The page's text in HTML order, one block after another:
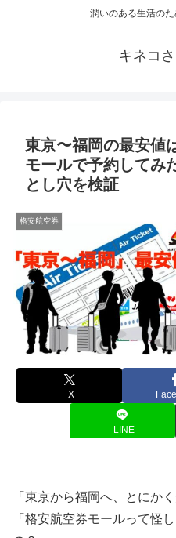
潤いのある生活の
キネコ
東京〜福岡の最安値
モールで予約してみ
とし穴を検証
格安航空券
X
LINE
「東京から福岡へ、とにか
「格安航空券モールって怪